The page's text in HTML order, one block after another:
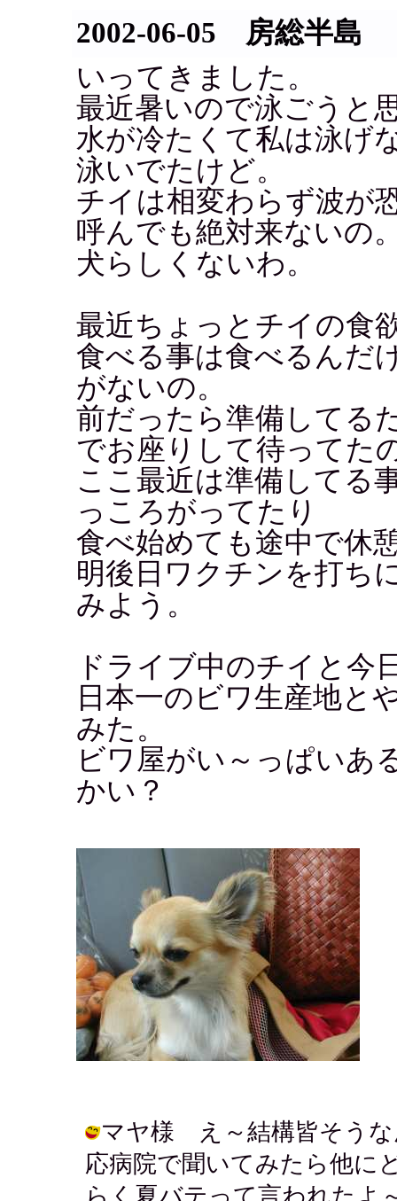
2002-06-05 房総半島
いってきました。
最近暑いので泳ごうと
水が冷たくて私は泳げ
泳いでたけど。
チイは相変わらず波が
呼んでも絶対来ないの
犬らしくないわ。
最近ちょっとチイの食
食べる事は食べるんだ
がないの。
前だったら準備してる
でお座りして待ってた
ここ最近は準備してる
っころがってたり
食べ始めても途中で休
明後日ワクチンを打ち
みよう。
ドライブ中のチイと今
日本一のビワ生産地と
みた。
ビワ屋がい～っぱいあ
かい？
マヤ様 え～結構皆そうな
応病院で聞いてみたら他に
らく夏バテって言われたよ